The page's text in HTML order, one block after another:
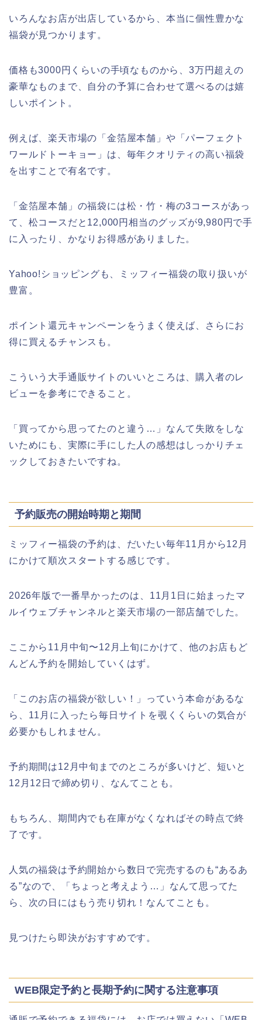
いろんなお店が出店しているから、本当に個性豊かな
福袋が見つかります。
価格も3000円くらいの手頃なものから、3万円超えの
豪華なものまで、自分の予算に合わせて選べるのは嬉
しいポイント。
例えば、楽天市場の「金箔屋本舗」や「パーフェクト
ワールドトーキョー」は、毎年クオリティの高い福袋
を出すことで有名です。
「金箔屋本舗」の福袋には松・竹・梅の3コースがあっ
て、松コースだと12,000円相当のグッズが9,980円で手
に入ったり、かなりお得感がありました。
Yahoo!ショッピングも、ミッフィー福袋の取り扱いが
豊富。
ポイント還元キャンペーンをうまく使えば、さらにお
得に買えるチャンスも。
こういう大手通販サイトのいいところは、購入者のレ
ビューを参考にできること。
「買ってから思ってたのと違う…」なんて失敗をしな
いためにも、実際に手にした人の感想はしっかりチェ
ックしておきたいですね。
予約販売の開始時期と期間
ミッフィー福袋の予約は、だいたい毎年11月から12月
にかけて順次スタートする感じです。
2026年版で一番早かったのは、11月1日に始まったマ
ルイウェブチャンネルと楽天市場の一部店舗でした。
ここから11月中旬〜12月上旬にかけて、他のお店もど
んどん予約を開始していくはず。
「このお店の福袋が欲しい！」っていう本命があるな
ら、11月に入ったら毎日サイトを覗くくらいの気合が
必要かもしれません。
予約期間は12月中旬までのところが多いけど、短いと
12月12日で締め切り、なんてことも。
もちろん、期間内でも在庫がなくなればその時点で終
了です。
人気の福袋は予約開始から数日で完売するのも“あるあ
る”なので、「ちょっと考えよう…」なんて思ってた
ら、次の日にはもう売り切れ！なんてことも。
見つけたら即決がおすすめです。
WEB限定予約と長期予約に関する注意事項